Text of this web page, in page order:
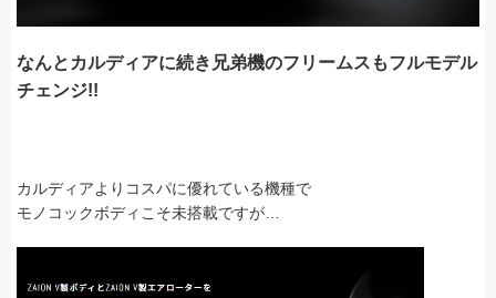
なんとカルディアに続き兄弟機のフリームスもフルモデル
チェンジ!!
カルディアよりコスパに優れている機種で
モノコックボディこそ未搭載ですが…